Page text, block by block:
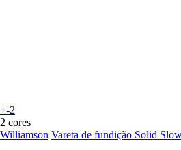
+-2
2 cores
Williamson Vareta de fundição Solid